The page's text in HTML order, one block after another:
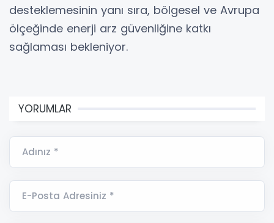
desteklemesinin yanı sıra, bölgesel ve Avrupa
ölçeğinde enerji arz güvenliğine katkı
sağlaması bekleniyor.
YORUMLAR
Adınız *
E-Posta Adresiniz *